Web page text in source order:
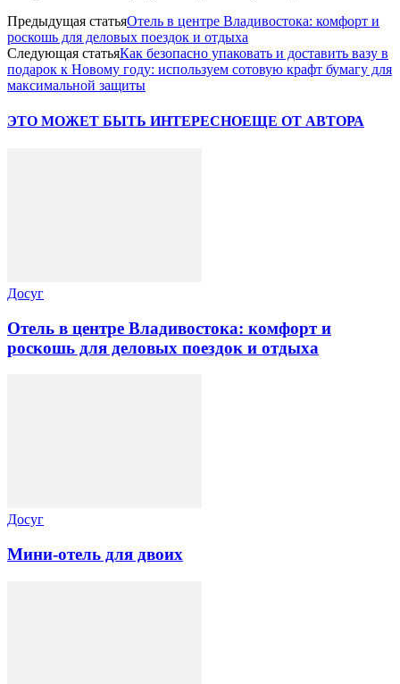
Предыдущая статьяОтель в центре Владивостока: комфорт и
роскошь для деловых поездок и отдыха
Следующая статьяКак безопасно упаковать и доставить вазу в
подарок к Новому году: используем сотовую крафт бумагу для
максимальной защиты
ЭТО МОЖЕТ БЫТЬ ИНТЕРЕСНОЕЩЕ ОТ АВТОРА
Досуг
Отель в центре Владивостока: комфорт и
роскошь для деловых поездок и отдыха
Досуг
Мини-отель для двоих